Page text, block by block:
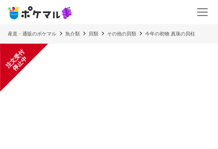
産直・通販のポケマル 魚介類 貝類 その他の貝類 今年の初物 真珠の貝柱
注
文
受
付
停
止
中